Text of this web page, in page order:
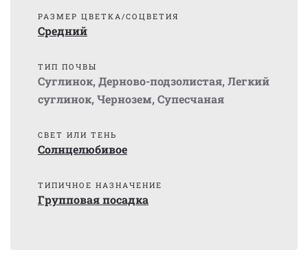
РАЗМЕР ЦВЕТКА/СОЦВЕТИЯ
Средний
ТИП ПОЧВЫ
Суглинок, Дерново-подзолистая, Легкий
суглинок, Чернозем, Супесчаная
СВЕТ ИЛИ ТЕНЬ
Солнцелюбивое
ТИПИЧНОЕ НАЗНАЧЕНИЕ
Групповая посадка